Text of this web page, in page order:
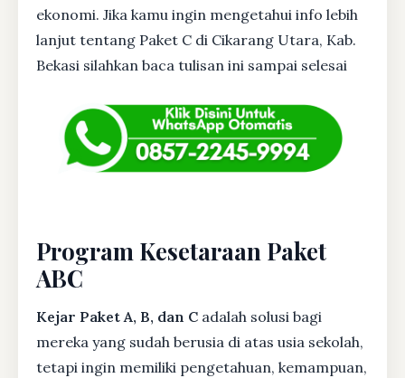
ekonomi. Jika kamu ingin mengetahui info lebih
lanjut tentang Paket C di Cikarang Utara, Kab.
Bekasi silahkan baca tulisan ini sampai selesai
Program Kesetaraan Paket
ABC
Kejar Paket A, B, dan C adalah solusi bagi
mereka yang sudah berusia di atas usia sekolah,
tetapi ingin memiliki pengetahuan, kemampuan,